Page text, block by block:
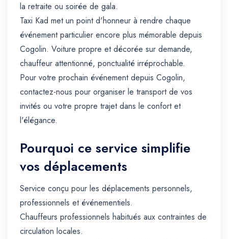
la retraite ou soirée de gala.
Taxi Kad met un point d'honneur à rendre chaque
événement particulier encore plus mémorable depuis
Cogolin. Voiture propre et décorée sur demande,
chauffeur attentionné, ponctualité irréprochable.
Pour votre prochain événement depuis Cogolin,
contactez-nous pour organiser le transport de vos
invités ou votre propre trajet dans le confort et
l'élégance.
Pourquoi ce service simplifie
vos déplacements
Service conçu pour les déplacements personnels,
professionnels et événementiels.
Chauffeurs professionnels habitués aux contraintes de
circulation locales.